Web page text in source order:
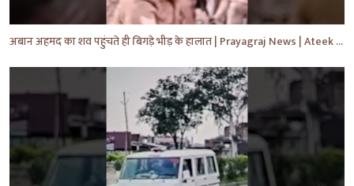
अबान अहमद का शव पहुंचते ही बिगड़े भीड़ के हालात | Prayagraj News | Ateek Ahmad | #shorts #yt #news